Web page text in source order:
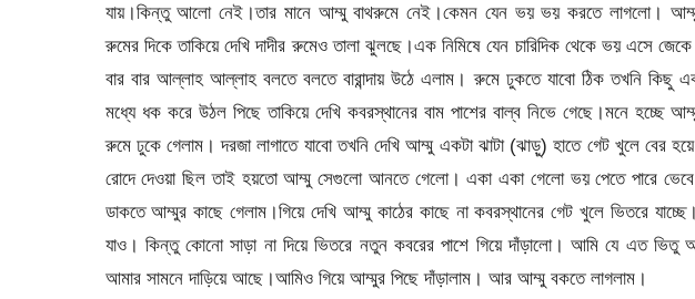
যায়।কিন্তু আলো নেই।তার মানে আম্মু বাথরুমে নেই।কেমন যেন ভয় ভয় করতে লাগলো। আম্মুর
রুমের দিকে তাকিয়ে দেখি দাদীর রুমেও তালা ঝুলছে।এক নিমিষে যেন চারিদিক থেকে ভয় এসে
বার বার আল্লাহ আল্লাহ বলতে বলতে বারান্দায় উঠে এলাম। রুমে ঢুকতে যাবো ঠিক তখনি কিছু
মধ্যে ধক করে উঠল পিছে তাকিয়ে দেখি কবরস্থানের বাম পাশের বাল্ব নিভে গেছে।মনে হচ্ছে
রুমে ঢুকে গেলাম। দরজা লাগাতে যাবো তখনি দেখি আম্মু একটা ঝাটা (ঝাড়ু) হাতে গেট খুলে বের
রোদে দেওয়া ছিল তাই হয়তো আম্মু সেগুলো আনতে গেলো। একা একা গেলো ভয় পেতে পারে
ডাকতে আম্মুর কাছে গেলাম।গিয়ে দেখি আম্মু কাঠের কাছে না কবরস্থানের গেট খুলে ভিতরে
যাও। কিন্তু কোনো সাড়া না দিয়ে ভিতরে নতুন কবরের পাশে গিয়ে দাঁড়ালো। আমি যে এত
আমার সামনে দাড়িয়ে আছে।আমিও গিয়ে আম্মুর পিছে দাঁড়ালাম। আর আম্মু বকতে লাগলাম।